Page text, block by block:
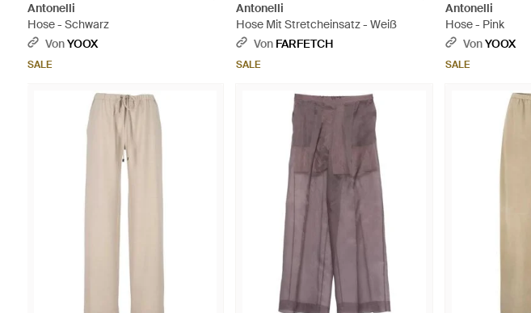
Antonelli
Hose - Schwarz
VonYOOX
SALE
Antonelli
Hose Mit Stretcheinsatz - Weiß
Von FARFETCH
SALE
Antonelli
Hose - Pink
VonYOOX
SALE